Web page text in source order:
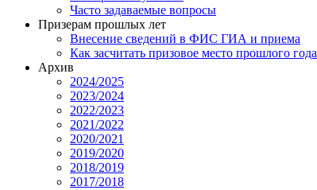
Часто задаваемые вопросы
Призерам прошлых лет
Внесение сведений в ФИС ГИА и приема
Как засчитать призовое место прошлого года
Архив
2024/2025
2023/2024
2022/2023
2021/2022
2020/2021
2019/2020
2018/2019
2017/2018